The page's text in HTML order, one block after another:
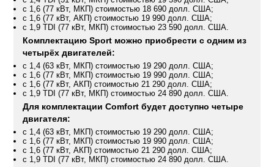
с 1,6 (77 кВт, МКП) стоимостью 18 690 долл. США;
с 1,6 (77 кВт, АКП) стоимостью 19 990 долл. США;
с 1,9 TDI (77 кВт, МКП) стоимостью 23 590 долл. США.
Комплектацию Sport можно приобрести с одним из
четырёх двигателей:
с 1,4 (63 кВт, МКП) стоимостью 19 290 долл. США;
с 1,6 (77 кВт, МКП) стоимостью 19 990 долл. США;
с 1,6 (77 кВт, АКП) стоимостью 21 290 долл. США;
с 1,9 TDI (77 кВт, МКП) стоимостью 24 890 долл. США.
Для комплектации Comfort будет доступно четыре
двигателя:
с 1,4 (63 кВт, МКП) стоимостью 19 290 долл. США;
с 1,6 (77 кВт, МКП) стоимостью 19 990 долл. США;
с 1,6 (77 кВт, АКП) стоимостью 21 290 долл. США;
с 1,9 TDI (77 кВт, МКП) стоимостью 24 890 долл. США.